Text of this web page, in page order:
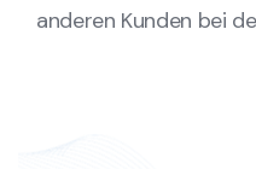
anderen Kunden bei